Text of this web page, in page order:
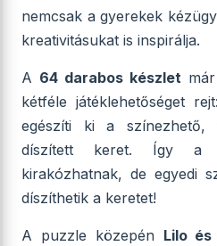
nemcsak a gyerekek
kreativitásukat is inspirálja.
A 64 darabos készlet
kétféle játéklehetőséget
egészíti ki a színezhető,
díszített keret. Így a
kirakózhatnak, de egyedi
díszíthetik a keretet!
A puzzle közepén Lilo